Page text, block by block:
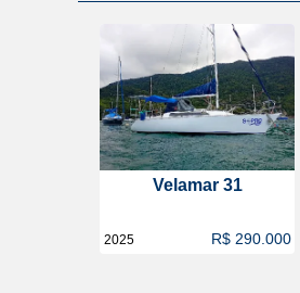
Velamar 31
2025 R$ 290.000